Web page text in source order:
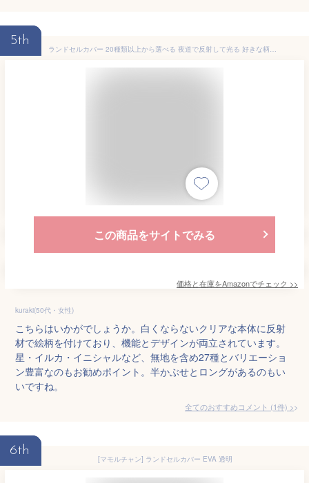
5th
ランドセルカバー 20種類以上から選べる 夜道で反射して光る 好きな柄が選べる 白化２年保証 白くならない 安心 安全 ツバメランドセル 透明 男の子 女の子 入学準備 新入学 入学祝い 光る 安全に通学 透明 クリア (20-Cat)
この商品をサイトでみる
価格と在庫をAmazonでチェック >>
kuraki(50代・女性)
こちらはいかがでしょうか。白くならないクリアな本体に反射
材で絵柄を付けており、機能とデザインが両立されています。
星・イルカ・イニシャルなど、無地を含め27種とバリエーショ
ン豊富なのもお勧めポイント。半かぶせとロングがあるのもい
いですね。
全てのおすすめコメント (1件) >
6th
[マモルチャン] ランドセルカバー EVA 透明